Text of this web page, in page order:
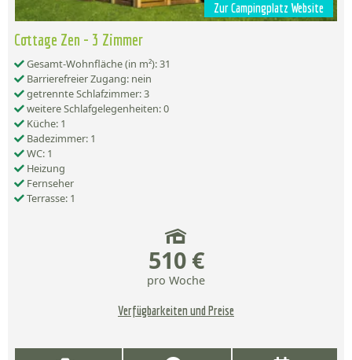
Zur Campingplatz Website
Cottage Zen - 3 Zimmer
Gesamt-Wohnfläche (in m²): 31
Barrierefreier Zugang: nein
getrennte Schlafzimmer: 3
weitere Schlafgelegenheiten: 0
Küche: 1
Badezimmer: 1
WC: 1
Heizung
Fernseher
Terrasse: 1
510 €
pro Woche
Verfügbarkeiten und Preise